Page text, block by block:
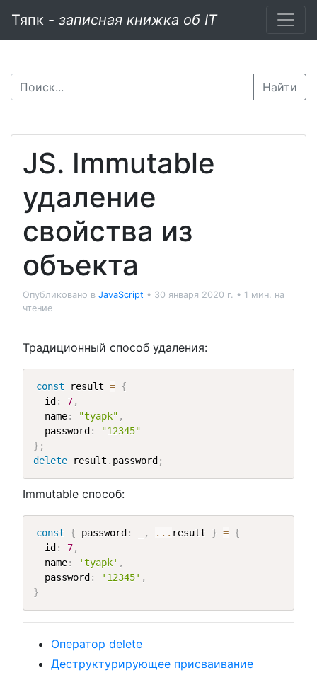
Тяпк - записная книжка об IT
Найти
JS. Immutable
удаление
свойства из
объекта
Опубликовано в JavaScript • 30 января 2020 г. • 1 мин. на
чтение
Традиционный способ удаления:
const result = {
  id
: 7,
  name
: "tyapk" ,
  password
:
"12345"
} ;
delete result . password ;
Immutable способ:
const { password : , ... result } = {
  id
: 7,
  name
: 'tyapk' ,
  password
: '12345' ,
}
Оператор delete
Деструктурирующее присваивание